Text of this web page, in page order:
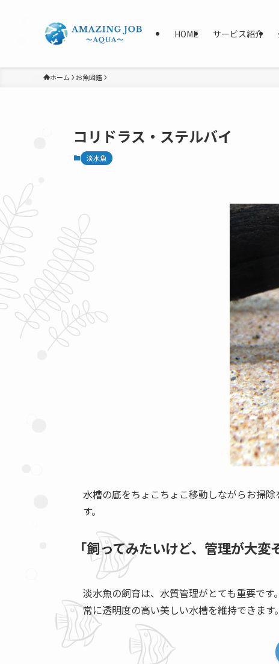
HOME サービス紹介
ホーム お魚図鑑
コリドラス・ステルバイ
淡水魚
水槽の底をちょこちょこ移動しながらお掃
す。
「飼ってみたいけど、管理が大
淡水魚の飼育は、水質管理がとても重要で
常に透明度の高い美しい水槽を維持できま